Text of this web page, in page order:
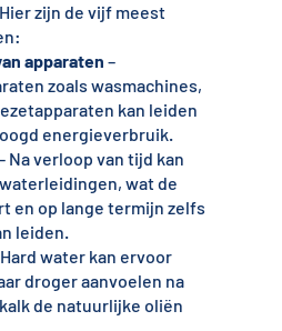
zijn de vijf meest
apparaten –
zoals wasmachines,
kan leiden
energieverbruik.
Na verloop van tijd kan
wat de
en op lange termijn zelfs
leiden.
water kan ervoor
droger aanvoelen na
de natuurlijke oliën